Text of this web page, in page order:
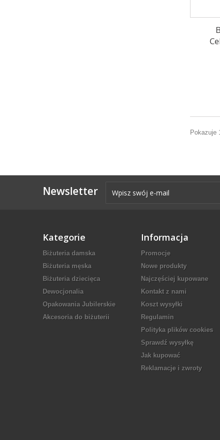
Pokazuje
Newsletter
Kategorie
Biżuteria damska
Biżuteria męska
Biżuteria dziecięca
Dewocjonalia
Opakowania Jubilerskie
Akcesoria do biżuterii
Informacja
Promocje
Nowe produkty
Najczęściej kupowane
Kontakt z nami
Koszt wysyłki
Regulamin
Polityka plików cookies
Sprawdź wysyłkę
Jak kupować
Reklamacje i zwroty